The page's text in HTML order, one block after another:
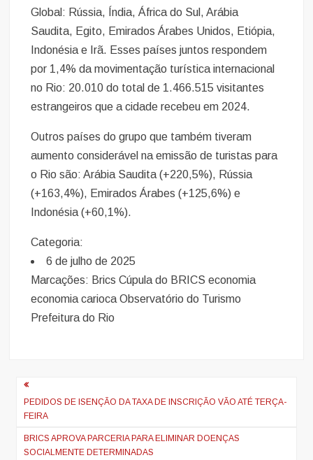
Global: Rússia, Índia, África do Sul, Arábia
Saudita, Egito, Emirados Árabes Unidos, Etiópia,
Indonésia e Irã. Esses países juntos respondem
por 1,4% da movimentação turística internacional
no Rio: 20.010 do total de 1.466.515 visitantes
estrangeiros que a cidade recebeu em 2024.
Outros países do grupo que também tiveram
aumento considerável na emissão de turistas para
o Rio são: Arábia Saudita (+220,5%), Rússia
(+163,4%), Emirados Árabes (+125,6%) e
Indonésia (+60,1%).
Categoria:
6 de julho de 2025
Marcações: Brics Cúpula do BRICS economia
economia carioca Observatório do Turismo
Prefeitura do Rio
Navegação
de
artigos
PEDIDOS DE ISENÇÃO DA TAXA DE INSCRIÇÃO VÃO ATÉ TERÇA-
FEIRA
BRICS APROVA PARCERIA PARA ELIMINAR DOENÇAS
SOCIALMENTE DETERMINADAS